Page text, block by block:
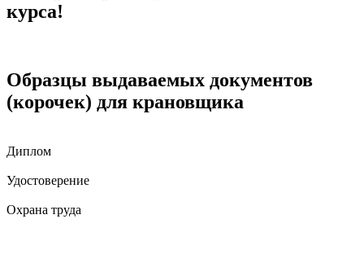
курса!
Образцы выдаваемых документов
(корочек) для крановщика
Диплом
Удостоверение
Охрана труда